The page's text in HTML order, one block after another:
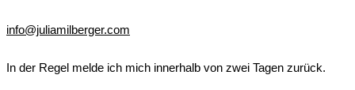
info@juliamilberger.com
In der Regel melde ich mich innerhalb von zwei Tagen zurück.